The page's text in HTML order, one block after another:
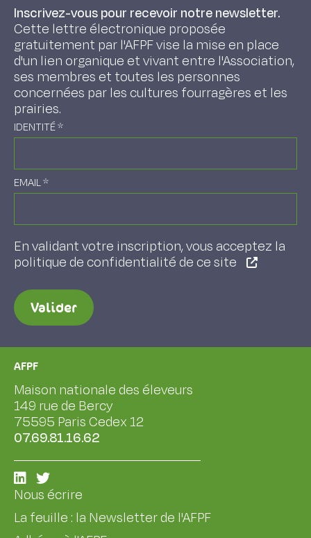
Inscrivez-vous pour recevoir notre newsletter.
Cette lettre électronique proposée
gratuitement par l'AFPF vise la mise en place
d'un lien organique et vivant entre l'Association,
ses membres et toutes les personnes
concernées par les cultures fourragères et les
prairies.
IDENTITÉ*
EMAIL*
En validant votre inscription, vous acceptez la
politique de confidentialité de ce site
Valider
AFPF
Maison nationale des éleveurs
149 rue de Bercy
75595 Paris Cedex 12
07.69.81.16.62
Nous écrire
La feuille : la Newsletter de l'AFPF